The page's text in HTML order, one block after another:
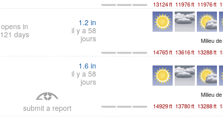
13124ft 11976ft 11976ft
opens in
121 days
1.2 in
il y a 58
jours
Milieu
14765ft 13616ft 13288ft
1.6 in
il y a 58
jours
submit a report
Milieu
14929ft 13780ft 13288ft